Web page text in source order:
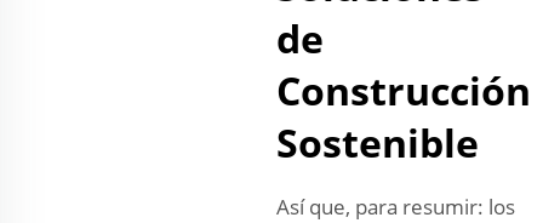
de
Construcción
Sostenible
Así que, para resumir: los